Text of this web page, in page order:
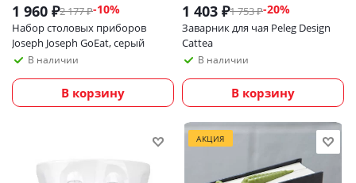
1 960 ₽2 177₽-10%
Набор столовых приборов
Joseph Joseph GoEat, серый
В наличии
В корзину
1 403 ₽1 753₽-20%
Заварник для чая Peleg Design
Cattea
В наличии
В корзину
АКЦИЯ